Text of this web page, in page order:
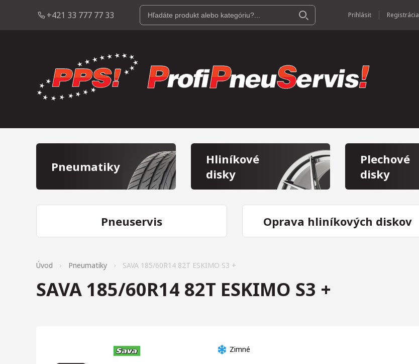
+421 33 777 77 33 Prihlásiť Registrácia
Pneumatiky
Hliníkové
disky
Plechové
disky
Pneuservis Oprava hliníkových diskov
Úvod Pneumatiky SAVA 185/60R14 82T ESKIMO S3 +
SAVA 185/60R14 82T ESKIMO S3 +
Zimné